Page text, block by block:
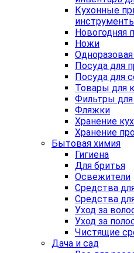
Кухонные
Новогодняя
Ножи
Посуда для
Посуда для
Товары для
Фильтры
Фляжки
Хранение
Хранение
Бытовая химия
Гигиена
Для бритья
Освежители
Средства
Средства
Уход за
Уход за
Чистящие
Дача и сад